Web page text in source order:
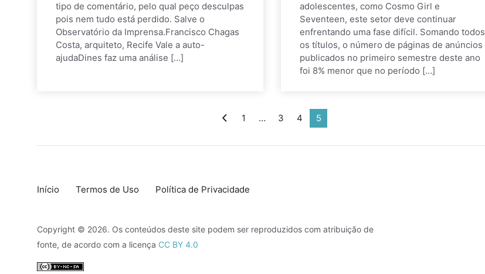
tipo de comentário, pelo qual peço desculpas
pois nem tudo está perdido. Salve o
Observatório da Imprensa.Francisco Chagas
Costa, arquiteto, Recife Vale a auto-
ajudaDines faz uma análise […]
adolescentes, como Cosmo Girl e
Seventeen, este setor deve continuar
enfrentando uma fase difícil. Somando todos
os títulos, o número de páginas de anúncios
publicados no primeiro semestre deste ano
foi 8% menor que no período […]
1 … 3 4 5
Início Termos de Uso Política de Privacidade
Copyright © 2026. Os conteúdos deste site podem ser reproduzidos com atribuição de
fonte, de acordo com a licença CC BY 4.0